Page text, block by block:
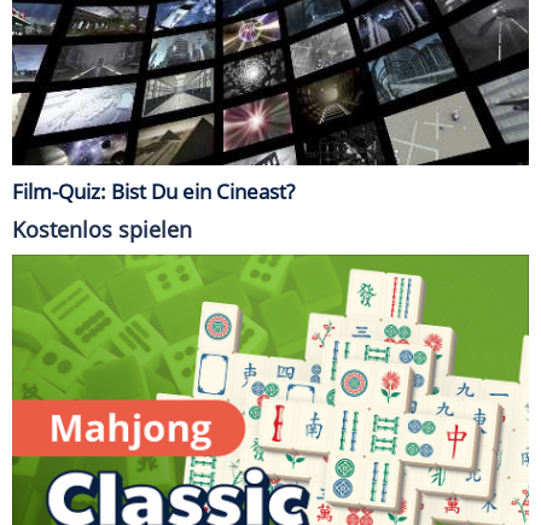
Film-Quiz: Bist Du ein Cineast?
Kostenlos spielen